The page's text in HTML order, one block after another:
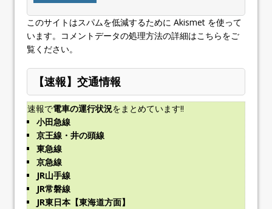
このサイトはスパムを低減するために Akismet を使って
います。 コメントデータの処理方法の詳細はこちらをご
覧ください。
【速報】交通情報
速報で電車の運行状況をまとめています!!
小田急線
京王線・井の頭線
東急線
京急線
JR山手線
JR常磐線
JR東日本【東海道方面】